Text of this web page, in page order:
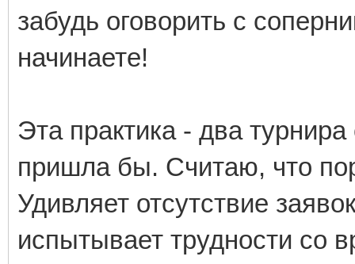
забудь оговорить с
начинаете!
Эта практика - два
пришла бы. Считаю, что
Удивляет отсутствие
испытывает трудности со